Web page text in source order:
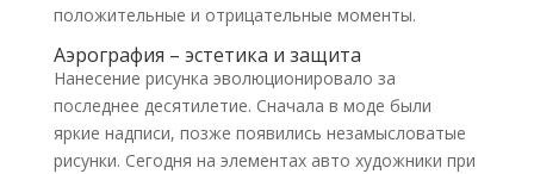
положительные и отрицательные моменты.
Аэрография – эстетика и защита
Нанесение рисунка эволюционировало за
последнее десятилетие. Сначала в моде были
яркие надписи, позже появились незамысловатые
рисунки. Сегодня на элементах авто художники при